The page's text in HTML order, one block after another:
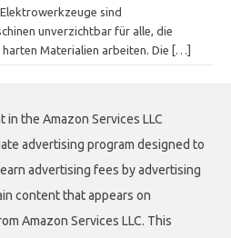
sind
unverzichtbar für alle, die
Materialien arbeiten. Die
[…]
the Amazon Services LLC
advertising program designed to
advertising fees by advertising
content that appears on
Amazon Services LLC. This